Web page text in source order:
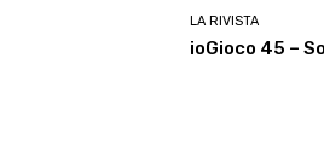
LA RIVISTA
ioGioco 45 –